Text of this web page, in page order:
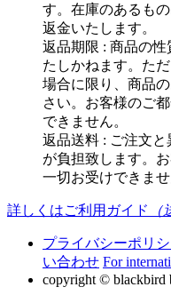
す。在庫のあるも
返金いたします。
返品期限 : 商品の
たしかねます。た
場合に限り、商品
さい。お客様のご
できません。
返品送料 : ご注文
が負担致します。
一切お受けできませ
詳しくはご利用ガイド
プライバシーポリ
い合わせ For
copyright © blackbird